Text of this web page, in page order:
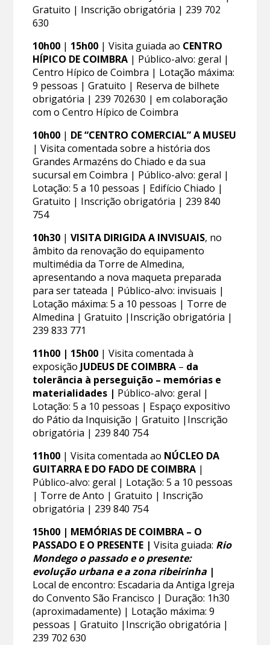
Gratuito | Inscrição obrigatória | 239 702
630
10h00 | 15h00 | Visita guiada ao CENTRO
HÍPICO DE COIMBRA | Público-alvo: geral |
Centro Hípico de Coimbra | Lotação máxima:
9 pessoas | Gratuito | Reserva de bilhete
obrigatória | 239 702630 | em colaboração
com o Centro Hípico de Coimbra
10h00 | DE “CENTRO COMERCIAL” A MUSEU
| Visita comentada sobre a história dos
Grandes Armazéns do Chiado e da sua
sucursal em Coimbra | Público-alvo: geral |
Lotação: 5 a 10 pessoas | Edifício Chiado |
Gratuito | Inscrição obrigatória | 239 840
754
10h30 |VISITA DIRIGIDA A INVISUAIS, no
âmbito da renovação do equipamento
multimédia da Torre de Almedina,
apresentando a nova maqueta preparada
para ser tateada | Público-alvo: invisuais |
Lotação máxima: 5 a 10 pessoas | Torre de
Almedina | Gratuito |Inscrição obrigatória |
239 833 771
11h00 | 15h00 | Visita comentada à
exposição JUDEUS DE COIMBRA – da
tolerância à perseguição – memórias e
materialidades | Público-alvo: geral |
Lotação: 5 a 10 pessoas | Espaço expositivo
do Pátio da Inquisição | Gratuito |Inscrição
obrigatória | 239 840 754
11h00 | Visita comentada ao NÚCLEO DA
GUITARRA E DO FADO DE COIMBRA |
Público-alvo: geral | Lotação: 5 a 10 pessoas
| Torre de Anto | Gratuito | Inscrição
obrigatória | 239 840 754
15h00 | MEMÓRIAS DE COIMBRA – O
PASSADO E O PRESENTE |Visita guiada: Rio
Mondego o passado e o presente:
evolução urbana e a zona ribeirinha |
Local de encontro: Escadaria da Antiga Igreja
do Convento São Francisco | Duração: 1h30
(aproximadamente) | Lotação máxima: 9
pessoas | Gratuito |Inscrição obrigatória |
239 702 630